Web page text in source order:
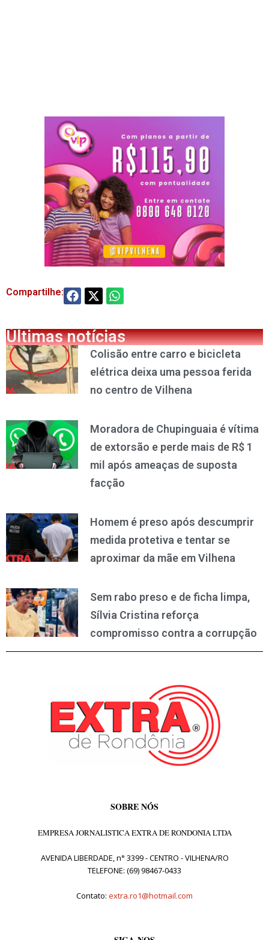
Compartilhe:
Últimas notícias
Colisão entre carro e bicicleta
elétrica deixa uma pessoa ferida
no centro de Vilhena
Moradora de Chupinguaia é vítima
de extorsão e perde mais de R$ 1
mil após ameaças de suposta
facção
Homem é preso após descumprir
medida protetiva e tentar se
aproximar da mãe em Vilhena
Sem rabo preso e de ficha limpa,
Sílvia Cristina reforça
compromisso contra a corrupção
SOBRE NÓS
EMPRESA JORNALISTICA EXTRA DE RONDONIA LTDA
AVENIDA LIBERDADE, n° 3399 - CENTRO - VILHENA/RO
TELEFONE: (69) 98467-0433
Contato: extra.ro1@hotmail.com